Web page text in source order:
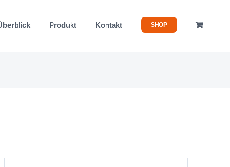
Produkt Kontakt SHOP